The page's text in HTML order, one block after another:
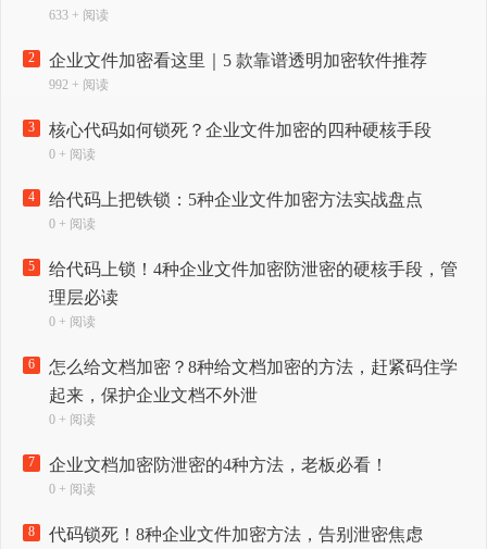
633 + 阅读
2 企业文件加密看这里｜5 款靠谱透明加密软件推荐
992 + 阅读
3 核心代码如何锁死？企业文件加密的四种硬核手段
0 + 阅读
4 给代码上把铁锁：5种企业文件加密方法实战盘点
0 + 阅读
5
给代码上锁！4种企业文件加密防泄密的硬核手段，管
理层必读
0 + 阅读
6
怎么给文档加密？8种给文档加密的方法，赶紧码住学
起来，保护企业文档不外泄
0 + 阅读
7 企业文档加密防泄密的4种方法，老板必看！
0 + 阅读
8 代码锁死！8种企业文件加密方法，告别泄密焦虑